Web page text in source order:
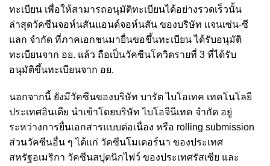
ทะเบียน เพื่อให้สามารถอนุมัติทะเบียนได้อย่างรวดเร็วนั้น
ล่าสุดวัคซีนจอห์นสันแอนด์จอห์นสัน ของบริษัท แจนเซ่น-ซี
แลก จำกัด ที่ภาคเอกชนมายื่นขอขึ้นทะเบียน ได้รับอนุมัติ
ทะเบียนจาก อย. แล้ว ถือเป็นวัคซีนโควิดรายที่ 3 ที่ได้รับ
อนุมัติขึ้นทะเบียนจาก อย.
นอกจากนี้ ยังมีวัคซีนของบริษัท บารัต ไบโอเทค เทคโนโลยี
ประเทศอินเดีย นำเข้าโดยบริษัท ไบโอจีนีเทค จำกัด อยู่
ระหว่างการยื่นเอกสารแบบต่อเนื่อง หรือ rolling submission
ส่วนวัคซีนอื่น ๆ ได้แก่ วัคซีนโมเดอร์นา ของประเทศ
สหรัฐอเมริกา วัคซีนสปุตนิกไฟว์ ของประเทศรัสเซีย และ